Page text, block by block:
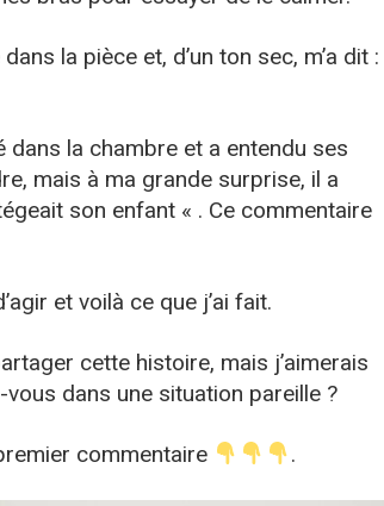
la pièce et, d’un ton sec, m’a dit :
la chambre et a entendu ses
mais à ma grande surprise, il a
son enfant « . Ce commentaire
et voilà ce que j’ai fait.
cette histoire, mais j’aimerais
dans une situation pareille ?
commentaire .